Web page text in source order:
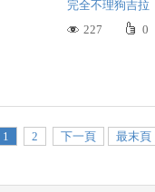
完全不理狗吉拉
227
0
1 2 下一頁 最末頁